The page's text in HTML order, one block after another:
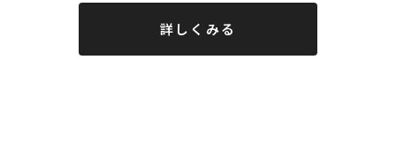
詳しくみる